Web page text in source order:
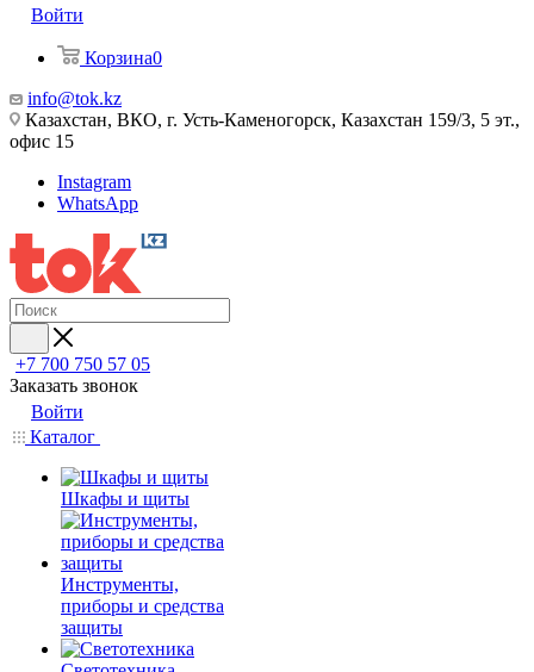
Войти
Корзина0
info@tok.kz
Казахстан, ВКО, г. Усть-Каменогорск, Казахстан 159/3, 5 эт.,
офис 15
Instagram
WhatsApp
+7 700 750 57 05
Заказать звонок
Войти
Каталог
Шкафы и щиты
Инструменты,
приборы и средства
защиты